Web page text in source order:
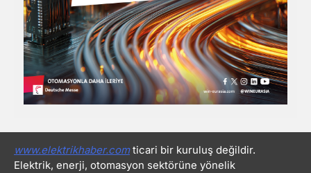
www.elektrikhaber.comticari bir kuruluş değildir.
Elektrik, enerji, otomasyon sektörüne yönelik